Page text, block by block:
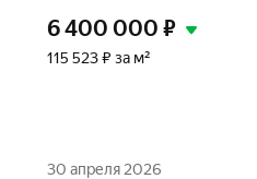
6 400 000 ₽
115 523 ₽ за м²
30 апреля 2026